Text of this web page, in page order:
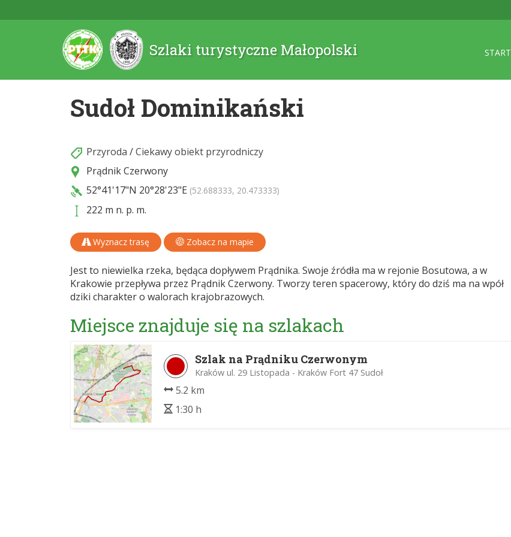
Szlaki turystyczne Małopolski START
Sudoł Dominikański
Przyroda /Ciekawy obiekt przyrodniczy
Prądnik Czerwony
52°41'17"N 20°28'23"E (52.688333, 20.473333)
222 m n. p. m.
Wyznacz trasę Zobacz na mapie
Jest to niewielka rzeka, będąca dopływem Prądnika. Swoje źródła ma w rejonie Bosutowa, a w
Krakowie przepływa przez Prądnik Czerwony. Tworzy teren spacerowy, który do dziś ma na wpół
dziki charakter o walorach krajobrazowych.
Miejsce znajduje się na szlakach
Szlak na Prądniku Czerwonym
Kraków ul. 29 Listopada - Kraków Fort 47 Sudoł
5.2 km
1:30 h